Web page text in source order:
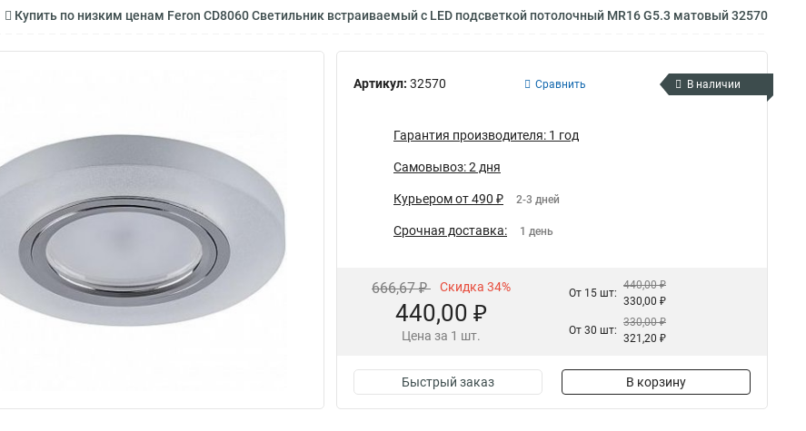
Купить по низким ценам Feron CD8060 Светильник встраиваемый с LED подсветкой потолочный MR16 G5.3 матовый 32570
Артикул: 32570 Сравнить В наличии
Гарантия производителя: 1 год
Самовывоз: 2 дня
Курьером от 490 ₽ 2-3 дней
Срочная доставка: 1 день
666,67 ₽ Скидка 34%
440,00 ₽
Цена за 1 шт.
От 15 шт:
440,00 ₽
330,00 ₽
От 30 шт:
330,00 ₽
321,20 ₽
Быстрый заказ В корзину